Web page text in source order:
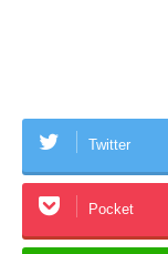
Twitter
Pocket